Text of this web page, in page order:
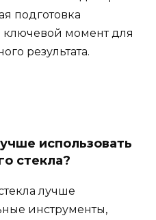
подготовка
ключевой момент для
результата.
использовать
стекла?
лучше
инструменты,